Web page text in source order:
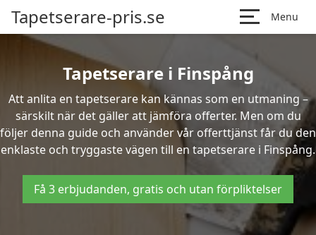
Tapetserare-pris.se Menu
Tapetserare i Finspång
Att anlita en tapetserare kan kännas som en utmaning –
särskilt när det gäller att jämföra offerter. Men om du
följer denna guide och använder vår offerttjänst får du den
enklaste och tryggaste vägen till en tapetserare i Finspång.
Få 3 erbjudanden, gratis och utan förpliktelser